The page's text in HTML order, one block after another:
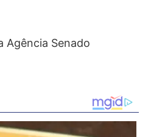
Agência Senado